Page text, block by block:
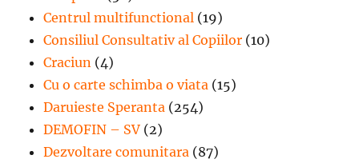
Centrul multifunctional (19)
Consiliul Consultativ al Copiilor (10)
Craciun (4)
Cu o carte schimba o viata (15)
Daruieste Speranta (254)
DEMOFIN – SV (2)
Dezvoltare comunitara (87)